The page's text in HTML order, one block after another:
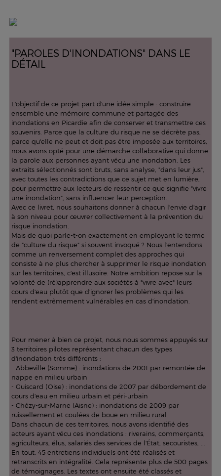
"PAROLES D'INONDATIONS" DANS LE
DÉTAIL
L'objectif de ce projet part d'une idée simple : construire
ensemble une mémoire commune et partagée des
inondations en Picardie afin de conserver et transmettre ces
souvenirs. Parce que la culture du risque ne se décrète pas,
parce qu'elle ne peut et doit pas être imposée aux territoires,
nous avons opté pour une démarche collaborative qui donne
la parole aux personnes ayant vécu une inondation. Les
extraits sélectionnés sont bruts, sans analyse, "dans leur jus",
avec toutes les contradictions que ce sujet met en lumière,
pour permettre aux lecteurs de ressentir ce que signifie "vivre
une inondation", sans influencer leur perception.
Avec ce livret, nous souhaitons donner à chacun l'envie d'agir
à son niveau pour œuvrer collectivement à la prévention du
risque inondation.
Mais de quoi parle-t-on exactement en employant le terme
de "culture du risque" si souvent invoqué ? Nous l'entendons
comme un renversement complet des approches qui
consiste à ne plus chercher à supprimer le risque inondation
sur les territoires, c'est illusoire. Notre ambition repose sur la
volonté de (ré)apprendre aux sociétés à "vivre avec" leurs
cours d'eau plutôt que d'ignorer les problèmes qui les
rendent extrêmement vulnérables en cas d'inondation.
Pour mener à bien ce projet, nous nous sommes appuyés sur
3 territoires pilotes représentant chacun des types
d'inondation très différents :
- Abbeville (Somme) : inondations de 2001 par remontée de
nappe en milieu urbain
- Guiscard (Oise) : inondations de 2007 par débordement de
cours d'eau en milieu urbain et péri-urbain
- Chézy-sur-Marne (Aisne) : inondations de 2009 par
ruissellement et coulées de boue en milieu rural
Dans chacun de ces territoires, nous avons identifié des
acteurs ayant vécu ces inondations : riverains, commerçants,
agriculteurs, élus, salariés des services de l'État, secouristes, ...
En tout, 45 entretiens individuels ont été réalisés et
retranscrits en intégralité. Cela représente plus de 500 pages
de témoignages. Les textes ont ensuite été classés et